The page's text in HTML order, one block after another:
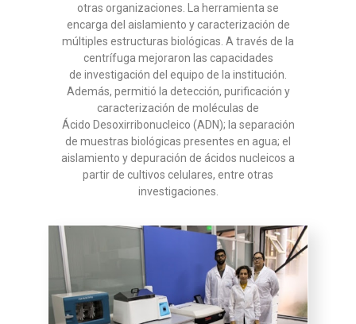
otras organizaciones. La herramienta se
encarga del aislamiento y caracterización de
múltiples estructuras biológicas. A través de la
centrífuga mejoraron las capacidades
de investigación del equipo de la institución.
Además, permitió la detección, purificación y
caracterización de moléculas de
Ácido Desoxirribonucleico (ADN); la separación
de muestras biológicas presentes en agua; el
aislamiento y depuración de ácidos nucleicos a
partir de cultivos celulares, entre otras
investigaciones.